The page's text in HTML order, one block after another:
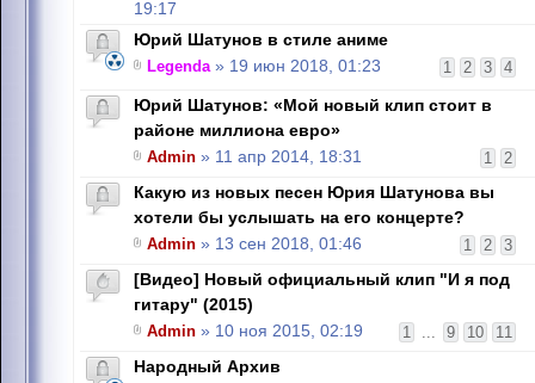
19:17
Юрий Шатунов в стиле аниме
1 2 3 4
Legenda» 19 июн 2018, 01:23
Юрий Шатунов: «Мой новый клип стоит в
районе миллиона евро»
1 2
Admin » 11 апр 2014, 18:31
Какую из новых песен Юрия Шатунова вы
хотели бы услышать на его концерте?
1 2 3
Admin » 13 сен 2018, 01:46
[Видео] Новый официальный клип "И я под
гитару" (2015)
1 ... 9 10 11
Admin » 10 ноя 2015, 02:19
Народный Архив